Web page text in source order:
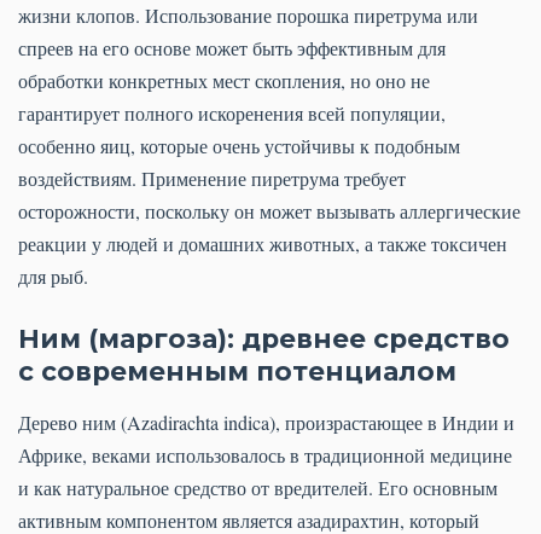
жизни клопов. Использование порошка пиретрума или
спреев на его основе может быть эффективным для
обработки конкретных мест скопления, но оно не
гарантирует полного искоренения всей популяции,
особенно яиц, которые очень устойчивы к подобным
воздействиям. Применение пиретрума требует
осторожности, поскольку он может вызывать аллергические
реакции у людей и домашних животных, а также токсичен
для рыб.
Ним (маргоза): древнее средство
с современным потенциалом
Дерево ним (Azadirachta indica), произрастающее в Индии и
Африке, веками использовалось в традиционной медицине
и как натуральное средство от вредителей. Его основным
активным компонентом является азадирахтин, который